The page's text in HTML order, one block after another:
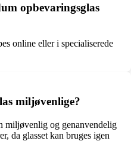
opbevaringsglas
online eller i specialiserede
miljøvenlige?
miljøvenlig og genanvendelig
da glasset kan bruges igen